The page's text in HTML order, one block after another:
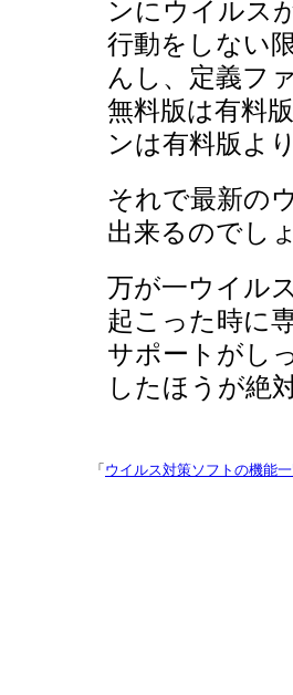
ンにウイルス
行動をしない
んし、定義フ
無料版は有料
ンは有料版よ
それで最新の
出来るのでし
万が一ウイル
起こった時に
サポートがし
したほうが絶
「 ウイルス対策ソフトの機能